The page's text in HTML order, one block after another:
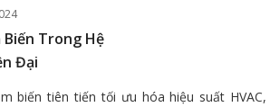
Biến Trong Hệ
Đại
biến tiên tiến tối ưu hóa hiệu suất HVAC,